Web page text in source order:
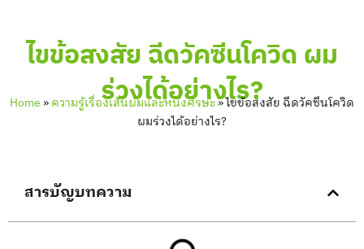
ไขข้อสงสัย ฉีดวัคซีนโควิด ผม
ร่วงได้อย่างไร?
Home»ความรู้เรื่องเส้นผมและหนังศีรษะ»ไขข้อสงสัย ฉีดวัคซีนโควิด
ผมร่วงได้อย่างไร?
สารบัญบทความ